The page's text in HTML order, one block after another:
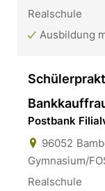
Realschule
Ausbildung
Postbank
96052
Gymnasium/
Realschule